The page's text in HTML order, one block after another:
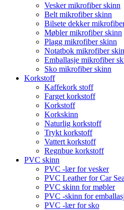
Vesker mikrofiber skinn
Belt mikrofiber skinn
Bilsete dekker
Møbler mikrofiber skinn
Plagg mikrofiber skinn
Notatbok mikrofiber
Emballasje mikrofiber
Sko mikrofiber skinn
Korkstoff
Kaffekork stoff
Farget korkstoff
Korkstoff
Korkskinn
Naturlig korkstoff
Trykt korkstoff
Vattert korkstoff
Regnbue korkstoff
PVC skinn
PVC -lær for vesker
PVC Leather for Car
PVC skinn for møbler
PVC -skinn for
PVC -lær for sko